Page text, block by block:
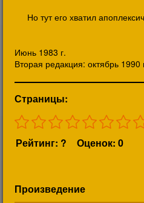
Но тут его хватил
Июнь 1983 г.
Вторая редакция: октябрь 1990
Страницы:
Рейтинг: ? Оценок: 0
Произведение